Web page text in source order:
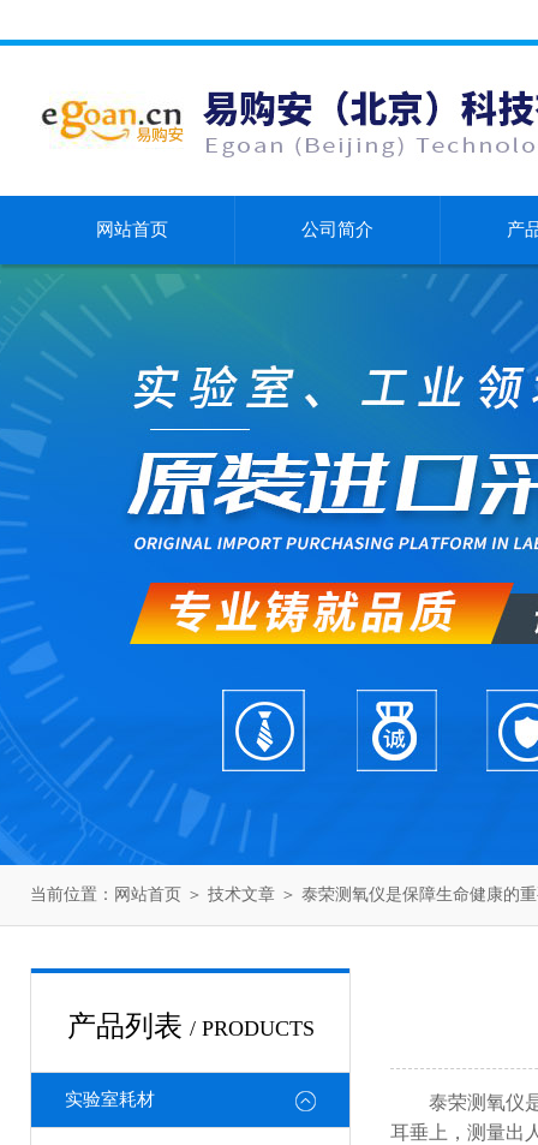
网站首页 公司简介 产
当前位置： 网站首页 ＞ 技术文章 ＞ 泰荣测氧仪是保障生命健康的
产品列表 / PRODUCTS
实验室耗材
泰荣测氧仪是
耳垂上，测量出